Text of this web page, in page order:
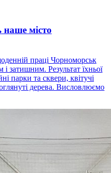
місто
праці Чорноморськ
затишним. Результат їхньої
парки та сквери, квітучі
дерева. Висловлюємо